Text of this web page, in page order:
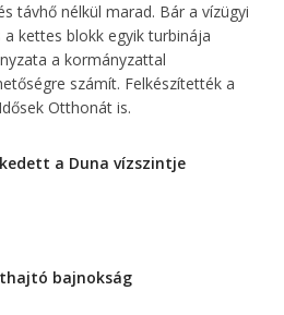
távhő nélkül marad. Bár a vízügyi
kettes blokk egyik turbinája
a kormányzattal
számít. Felkészítették a
Otthonát is.
a Duna vízszintje
bajnokság